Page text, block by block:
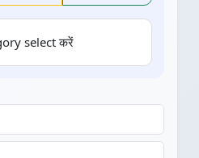
select करें